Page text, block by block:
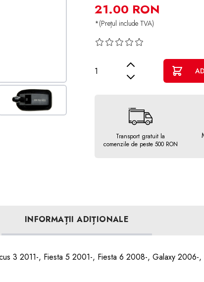
21.00 RON
*(Prețul include TVA)
Transport gratuit la
comenzile de peste 500 RON
INFORMAȚII ADIȚIONALE
3 2011-, Fiesta 5 2001-, Fiesta 6 2008-, Galaxy